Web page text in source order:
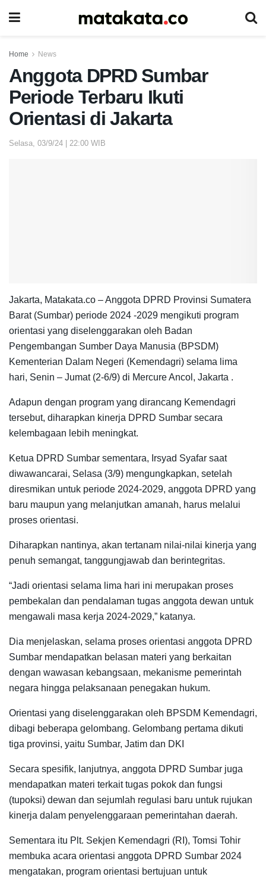
Home News
Anggota DPRD Sumbar
Periode Terbaru Ikuti
Orientasi di Jakarta
Selasa, 03/9/24 | 22:00 WIB
Jakarta, Matakata.co – Anggota DPRD Provinsi Sumatera
Barat (Sumbar) periode 2024 -2029 mengikuti program
orientasi yang diselenggarakan oleh Badan
Pengembangan Sumber Daya Manusia (BPSDM)
Kementerian Dalam Negeri (Kemendagri) selama lima
hari, Senin – Jumat (2-6/9) di Mercure Ancol, Jakarta .
Adapun dengan program yang dirancang Kemendagri
tersebut, diharapkan kinerja DPRD Sumbar secara
kelembagaan lebih meningkat.
Ketua DPRD Sumbar sementara, Irsyad Syafar saat
diwawancarai, Selasa (3/9) mengungkapkan, setelah
diresmikan untuk periode 2024-2029, anggota DPRD yang
baru maupun yang melanjutkan amanah, harus melalui
proses orientasi.
Diharapkan nantinya, akan tertanam nilai-nilai kinerja yang
penuh semangat, tanggungjawab dan berintegritas.
“Jadi orientasi selama lima hari ini merupakan proses
pembekalan dan pendalaman tugas anggota dewan untuk
mengawali masa kerja 2024-2029,” katanya.
Dia menjelaskan, selama proses orientasi anggota DPRD
Sumbar mendapatkan belasan materi yang berkaitan
dengan wawasan kebangsaan, mekanisme pemerintah
negara hingga pelaksanaan penegakan hukum.
Orientasi yang diselenggarakan oleh BPSDM Kemendagri,
dibagi beberapa gelombang. Gelombang pertama dikuti
tiga provinsi, yaitu Sumbar, Jatim dan DKI
Secara spesifik, lanjutnya, anggota DPRD Sumbar juga
mendapatkan materi terkait tugas pokok dan fungsi
(tupoksi) dewan dan sejumlah regulasi baru untuk rujukan
kinerja dalam penyelenggaraan pemerintahan daerah.
Sementara itu Plt. Sekjen Kemendagri (RI), Tomsi Tohir
membuka acara orientasi anggota DPRD Sumbar 2024
mengatakan, program orientasi bertujuan untuk